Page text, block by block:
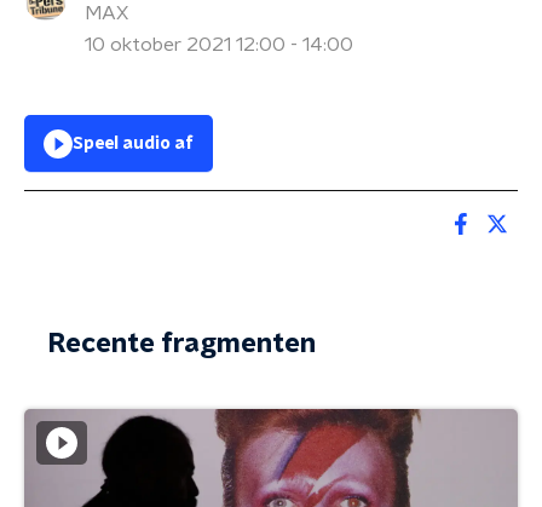
MAX
10 oktober 2021 12:00 - 14:00
Speel audio af
Recente fragmenten